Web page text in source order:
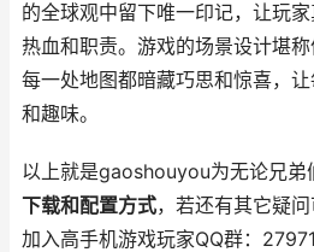
的全球观中留下唯一印记，让玩
热血和职责。游戏的场景设计堪称
每一处地图都暗藏巧思和惊喜，
和趣味。
以上就是gaoshouyou为无论兄弟
下载和配置方式，若还有其它疑
加入高手机游戏玩家QQ群：